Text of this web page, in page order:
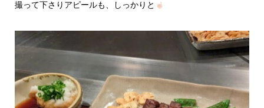
撮って下さりアピールも、しっかりと